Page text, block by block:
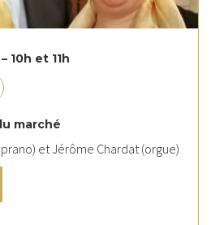
10h et 11h
marché
et Jérôme Chardat (orgue)